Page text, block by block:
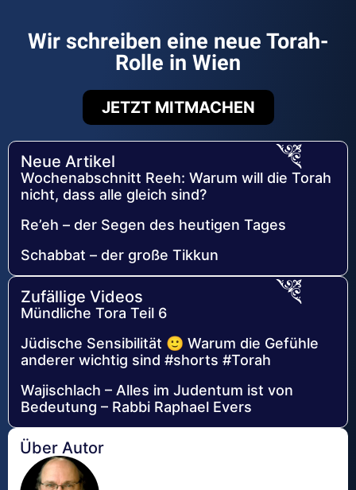
Wir schreiben eine neue Torah-
Rolle in Wien
JETZT MITMACHEN
Neue Artikel
Wochenabschnitt Reeh: Warum will die Torah
nicht, dass alle gleich sind?
Re’eh – der Segen des heutigen Tages
Schabbat – der große Tikkun
Zufällige Videos
Mündliche Tora Teil 6
Jüdische Sensibilität 🙂 Warum die Gefühle
anderer wichtig sind #shorts #Torah
Wajischlach – Alles im Judentum ist von
Bedeutung – Rabbi Raphael Evers
Über Autor